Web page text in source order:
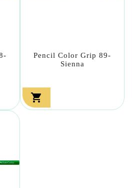
Pencil Color Grip 89-
Sienna
